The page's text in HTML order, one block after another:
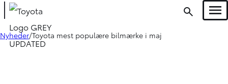
Nyheder Toyota mest populære bilmærke i maj